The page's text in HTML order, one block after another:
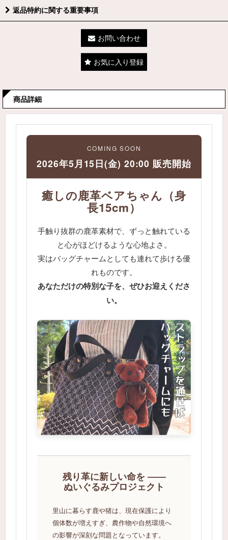
返品特約に関する重要事項
お問い合わせ
お気に入り登録
商品詳細
COMING SOON
2026年5月15日(金) 20:00 販売開始
癒しの鹿革ベアちゃん（身
長15cm）
手触り抜群の鹿革素材で、ずっと触れている
と心がほどけるような心地よさ。
実はバッグチャームとしても連れて歩ける優
れものです。
あなただけの特別な子を、ぜひお迎えくださ
い。
残り革に新しい命を ――
ぬいぐるみプロジェクト
里山に暮らす鹿や猪は、現在保護により
個体数が増えすぎ、農作物や自然環境へ
の影響が深刻な問題となっています。